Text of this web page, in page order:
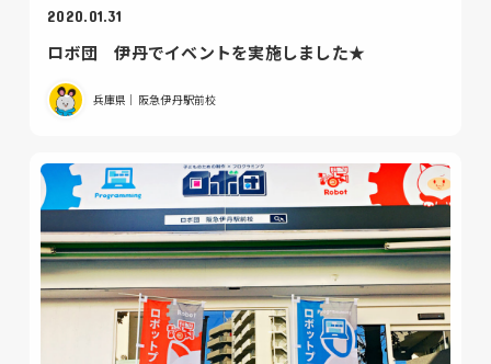
2020.01.31
ロボ団 伊丹でイベントを実施しました★
兵庫県｜阪急伊丹駅前校